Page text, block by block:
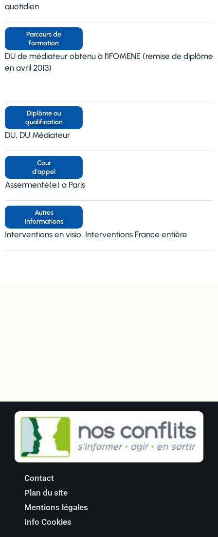
quotidien
Parcours de
formation
DU de médiateur obtenu à l'IFOMENE (remise de diplôme
en avril 2013)
Diplôme ou
qualification
DU, DU Médiateur
Cour
d'appel
Assermenté(e) à Paris
Autres
informations
Interventions en visio, Interventions France entière
Contact
Plan du site
Mentions légales
Info Cookies